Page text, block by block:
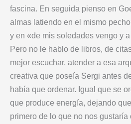
fascina. En seguida pienso en
almas latiendo en el mismo
y en «de mis soledades vengo y
Pero no le hablo de libros, de
mejor escuchar, atender a esa
creativa que poseía Sergi antes
había que ordenar. Igual que se
que produce energía, dejando
primero de lo que no nos gustaría